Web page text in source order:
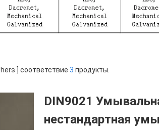
] соответствие 3 продукты.
DIN9021
нестандартная